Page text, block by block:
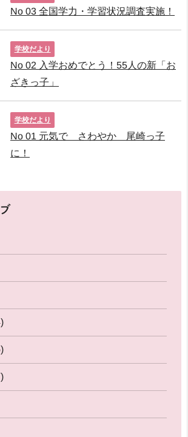
No 03 全国学力・学習状況調査実施！
学校だより
No 02 入学おめでとう！55人の新「お
ざきっ子」
学校だより
No 01 元気で さわやか 尾崎っ子
に！